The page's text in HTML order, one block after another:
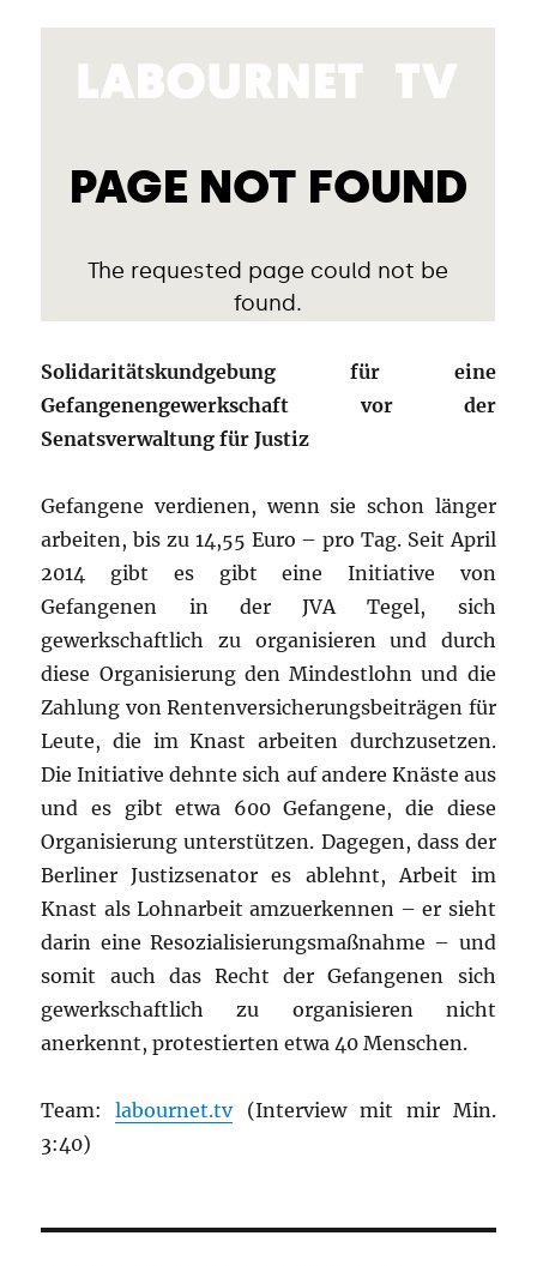
Solidaritätskundgebung für eine
Gefangenengewerkschaft vor der
Senatsverwaltung für Justiz
Gefangene verdienen, wenn sie schon länger
arbeiten, bis zu 14,55 Euro – pro Tag. Seit April
2014 gibt es gibt eine Initiative von
Gefangenen in der JVA Tegel, sich
gewerkschaftlich zu organisieren und durch
diese Organisierung den Mindestlohn und die
Zahlung von Rentenversicherungsbeiträgen für
Leute, die im Knast arbeiten durchzusetzen.
Die Initiative dehnte sich auf andere Knäste aus
und es gibt etwa 600 Gefangene, die diese
Organisierung unterstützen. Dagegen, dass der
Berliner Justizsenator es ablehnt, Arbeit im
Knast als Lohnarbeit amzuerkennen – er sieht
darin eine Resozialisierungsmaßnahme – und
somit auch das Recht der Gefangenen sich
gewerkschaftlich zu organisieren nicht
anerkennt, protestierten etwa 40 Menschen.
Team:labournet.tv(Interview mit mir Min.
3:40)